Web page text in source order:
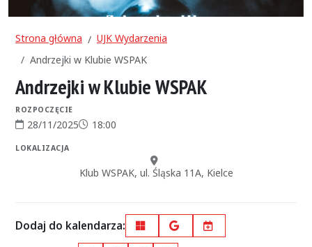
Strona główna
UJK Wydarzenia
Andrzejki w Klubie WSPAK
Andrzejki w Klubie WSPAK
ROZPOCZĘCIE
Data rozpoczęcia:
28/11/2025Godzina rozpoczęcia:
18:00
LOKALIZACJA
Miejsce:
Klub WSPAK, ul. Śląska 11A, Kielce
Dodaj do kalendarza: OutlookGoogle Calendar
iCal